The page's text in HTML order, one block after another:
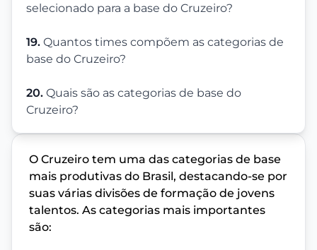
selecionado para a base do Cruzeiro?
19. Quantos times compõem as categorias de
base do Cruzeiro?
20. Quais são as categorias de base do
Cruzeiro?
O Cruzeiro tem uma das categorias de base
mais produtivas do Brasil, destacando-se por
suas várias divisões de formação de jovens
talentos. As categorias mais importantes
são: